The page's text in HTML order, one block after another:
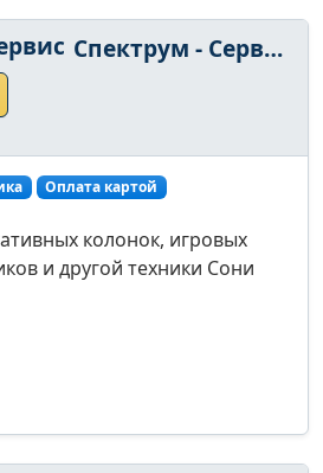
Спектрум - Сервис
Оплата картой
колонок, игровых
и другой техники Сони